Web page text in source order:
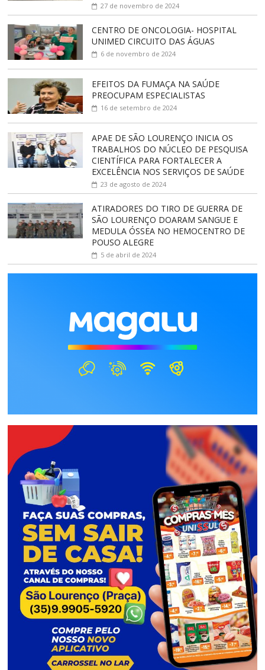
27 de novembro de 2024
CENTRO DE ONCOLOGIA- HOSPITAL
UNIMED CIRCUITO DAS ÁGUAS
6 de novembro de 2024
EFEITOS DA FUMAÇA NA SAÚDE
PREOCUPAM ESPECIALISTAS
16 de setembro de 2024
APAE DE SÃO LOURENÇO INICIA OS
TRABALHOS DO NÚCLEO DE PESQUISA
CIENTÍFICA PARA FORTALECER A
EXCELÊNCIA NOS SERVIÇOS DE SAÚDE
23 de agosto de 2024
ATIRADORES DO TIRO DE GUERRA DE
SÃO LOURENÇO DOARAM SANGUE E
MEDULA ÓSSEA NO HEMOCENTRO DE
POUSO ALEGRE
5 de abril de 2024